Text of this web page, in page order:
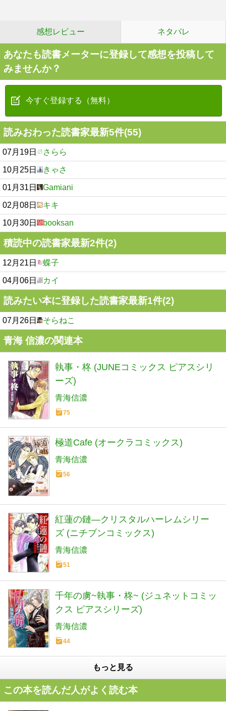
感想レビュー ネタバレ
あなたも読書メーターに登録して感想を投稿して
みませんか？
今すぐ登録する（無料）
読みおわった読書家最新5件(55)
07月19日 さらら
10月25日 きゃさ
01月31日 Gamiani
02月08日 キキ
10月30日 booksan
積読中の読書家最新2件(2)
12月21日 蝶子
04月06日 カイ
読みたい本に登録した読書家最新1件(2)
07月26日 そらねこ
青海 信濃の関連本
執事・柊 (JUNEコミックス ピアスシリ
ーズ)
青海信濃
75
極道Cafe (オークラコミックス)
青海信濃
56
紅蓮の鏈―クリスタルハーレムシリー
ズ (ニチブンコミックス)
青海信濃
51
千年の虜~執事・柊~ (ジュネットコミッ
クス ピアスシリーズ)
青海信濃
44
もっと見る
この本を読んだ人がよく読む本